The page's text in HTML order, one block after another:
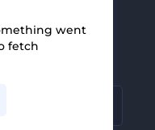
size
went
fetch